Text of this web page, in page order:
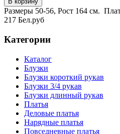
Размеры 50-56, Рост 164 см.
217 Бел.руб
Категории
Каталог
Блузки
Блузки короткий рукав
Блузки 3/4 рукав
Блузки длинный рукав
Платья
Деловые платья
Нарядные платья
Повседневные платья